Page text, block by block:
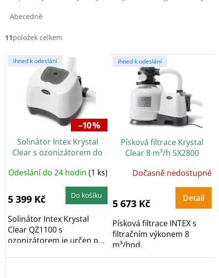
í
o
Abecedně
11položek celkem
V
ý
k
ihned k odeslání
–10 %
Solinátor Intex Krystal
Clear s ozonizátorem do
Odeslání do 24 hodin (1 ks)
5 399 Kč Do košíku
Solinátor Intex Krystal
Clear QZ1100 s
ozonizátorem je určen pro
ihned k odeslání
Písková filtrace Krystal
Clear 8 m³/h SX2800
Dočasně nedostupné
5 673 Kč Detail
Písková filtrace INTEX s
filtračním výkonem 8
m³/hod.